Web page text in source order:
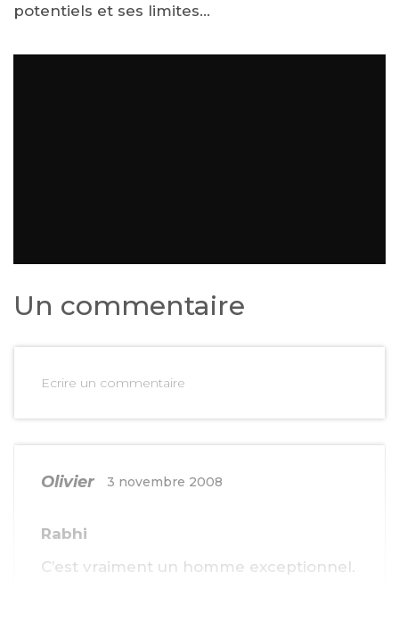
potentiels et ses limites…
Un commentaire
Ecrire un commentaire
Olivier 3 novembre 2008
Rabhi
C’est vraiment un homme exceptionnel.